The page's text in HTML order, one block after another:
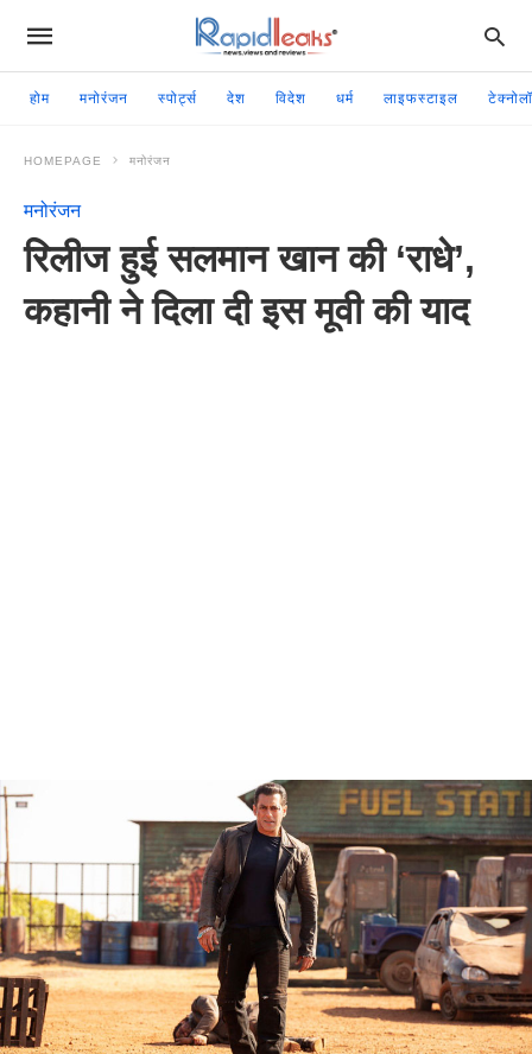
होम मनोरंजन स्पोर्ट्स देश विदेश धर्म लाइफस्टाइल
HOMEPAGE मनोरंजन
मनोरंजन
रिलीज हुई सलमान खान की ‘राधे’,
कहानी ने दिला दी इस मूवी की याद